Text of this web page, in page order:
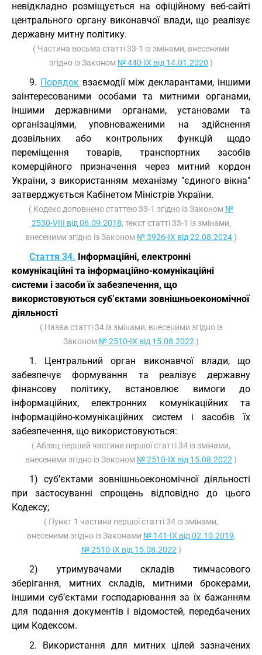
невідкладно розміщується на офіційному веб-сайті
центрального органу виконавчої влади, що реалізує
державну митну політику.
( Частина восьма статті 33-1 із змінами, внесеними
згідно із Законом № 440-IX від 14.01.2020 )
9. Порядоквзаємодії між декларантами, іншими
заінтересованими особами та митними органами,
іншими державними органами, установами та
організаціями, уповноваженими на здійснення
дозвільних або контрольних функцій щодо
переміщення товарів, транспортних засобів
комерційного призначення через митний кордон
України, з використанням механізму "єдиного вікна"
затверджується Кабінетом Міністрів України.
( Кодекс доповнено статтею 33-1 згідно із Законом №
2530-VIII від 06.09.2018; текст статті 33-1 із змінами,
внесеними згідно із Законом № 3926-IX від 22.08.2024)
Стаття 34. Інформаційні, електронні
комунікаційні та інформаційно-комунікаційні
системи і засоби їх забезпечення, що
використовуються суб’єктами зовнішньоекономічної
діяльності
( Назва статті 34 із змінами, внесеними згідно із
Законом № 2510-IX від 15.08.2022 )
1. Центральний орган виконавчої влади, що
забезпечує формування та реалізує державну
фінансову політику, встановлює вимоги до
інформаційних, електронних комунікаційних та
інформаційно-комунікаційних систем і засобів їх
забезпечення, що використовуються:
( Абзац перший частини першої статті 34 із змінами,
внесеними згідно із Законом № 2510-IX від 15.08.2022 )
1) суб’єктами зовнішньоекономічної діяльності
при застосуванні спрощень відповідно до цього
Кодексу;
( Пункт 1 частини першої статті 34 із змінами,
внесеними згідно із Законами № 141-IX від 02.10.2019,
№ 2510-IX від 15.08.2022 )
2) утримувачами складів тимчасового
зберігання, митних складів, митними брокерами,
іншими суб’єктами господарювання за їх бажанням
для подання документів і відомостей, передбачених
цим Кодексом.
2. Використання для митних цілей зазначених